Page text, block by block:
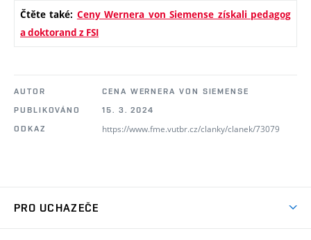
Čtěte také: Ceny Wernera von Siemense získali pedagog
a doktorand z FSI
AUTOR
CENA WERNERA VON SIEMENSE
PUBLIKOVÁNO
15. 3. 2024
ODKAZ
https://www.fme.vutbr.cz/clanky/clanek/73079
PRO UCHAZEČE